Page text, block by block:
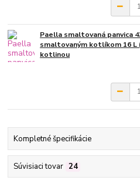
Paella smaltovaná panvica
smaltovaným kotlíkom 16 L
kotlinou
Kompletné špecifikácie
Súvisiaci tovar 24